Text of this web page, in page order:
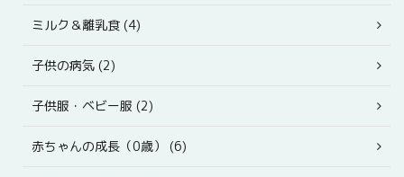
ミルク＆離乳食 (4)
子供の病気 (2)
子供服・ベビー服 (2)
赤ちゃんの成長（0歳） (6)